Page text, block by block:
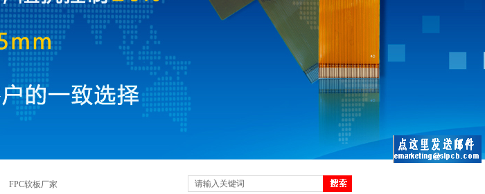
FPC软板厂家